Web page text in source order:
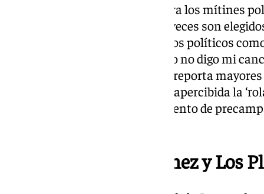
Lo de las canciones elegidas para los mítines
de vueltas a los músicos, que a veces son
no tienen afinidad. Pero, claro, los políticos
Arnaldos’ piensan aquello de «yo no digo mi
escogen el tema que piensan le reporta
cuento de que no ha pasado desapercibida la
abierto su gran acto de lanzamiento de
Los vínculos de Sánchez y Los